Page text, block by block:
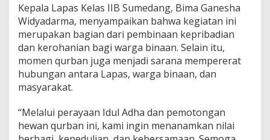
Kepala Lapas Kelas IIB Sumedang, Bima Ganesha
Widyadarma, menyampaikan bahwa kegiatan ini
merupakan bagian dari pembinaan kepribadian
dan kerohanian bagi warga binaan. Selain itu,
momen qurban juga menjadi sarana mempererat
hubungan antara Lapas, warga binaan, dan
masyarakat.
“Melalui perayaan Idul Adha dan pemotongan
hewan qurban ini, kami ingin menanamkan nilai